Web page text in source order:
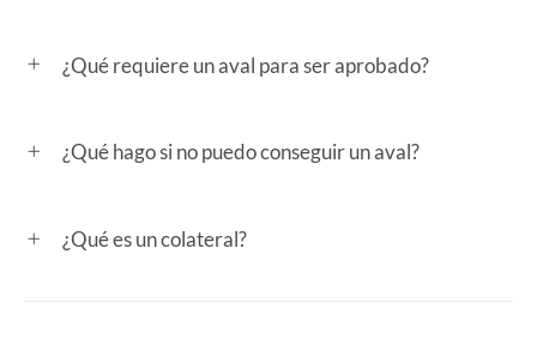
¿Qué requiere un aval para ser aprobado?
¿Qué hago si no puedo conseguir un aval?
¿Qué es un colateral?